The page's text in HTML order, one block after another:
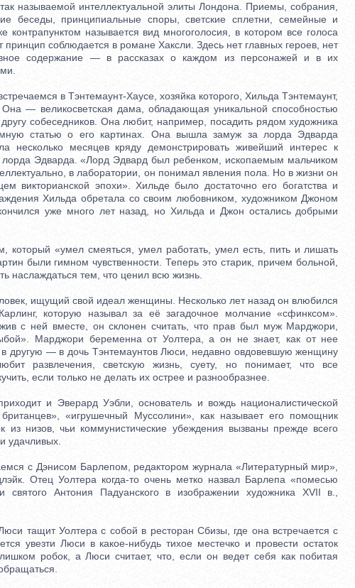
называемой интеллектуальной элиты Лондона. Приемы, собрания,
беседы, принципиальные споры, светские сплетни, семейные и
называется вид многоголосия, в котором все голоса
соблюдается в романе Хаксли. Здесь нет главных героев, нет
содержание — в рассказах о каждом из персонажей и в их
в Тэнтемаунт-Хаусе, хозяйка которого, Хильда Тэнтемаунт,
Она — великосветская дама, обладающая уникальной способностью
собеседников. Она любит, например, посадить рядом художника
статью о его картинах. Она вышла замуж за лорда Эдварда
несколько месяцев кряду демонстрировать живейший интерес к
Эдварда. «Лорд Эдвард был ребенком, ископаемым мальчиком
в лаборатории, он понимал явления пола. Но в жизни он
викторианской эпохи». Хильде было достаточно его богатства и
Хильда обретала со своим любовником, художником Джоном
уже много лет назад, но Хильда и Джон остались добрыми
«умел смеяться, умел работать, умел есть, пить и лишать
были гимном чувственности. Теперь это старик, причем больной,
наслаждаться тем, что ценил всю жизнь.
ищущий свой идеал женщины. Несколько лет назад он влюбился
которую называл за её загадочное молчание «сфинксом».
с ней вместе, он склонен считать, что прав был муж Марджори,
Марджори беременна от Уолтера, а он не знает, как от нее
в другую — в дочь Тэнтемаунтов Люси, недавно овдовевшую женщину
развлечения, светскую жизнь, суету, но понимает, что все
если только не делать их острее и разнообразнее.
и Эверард Уэбли, основатель и вождь националистической
«игрушечный Муссолини», как называет его помощник
из низов, чьи коммунистические убеждения вызваны прежде всего
удачливых.
с Дэнисом Барлепом, редактором журнала «Литературный мир»,
Отец Уолтера когда-то очень метко назвал Барлепа «помесью
святого Антония Падуанского в изображении художника XVII в.,
тащит Уолтера с собой в ресторан Сбизы, где она встречается с
увезти Люси в какое-нибудь тихое местечко и провести остаток
робок, а Люси считает, что, если он ведет себя как побитая